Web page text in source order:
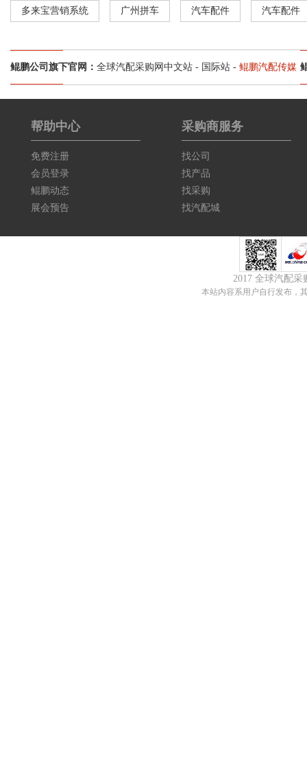
多来宝营销系统 广州拼车 汽车配件 汽车配件
鲲鹏公司旗下官网： 全球汽配采购网中文站 - 国际站 - 鲲鹏汽配传媒
帮助中心
免费注册
会员登录
鲲鹏动态
展会预告
采购商服务
找公司
找产品
找采购
找汽配城
2017 全球汽配
本站内容系用户自行发布，